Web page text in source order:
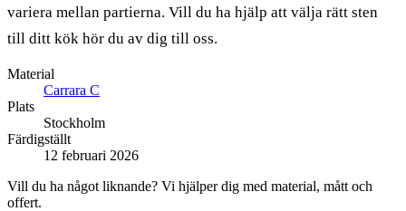
variera mellan partierna. Vill du ha hjälp att välja rätt sten
till ditt kök hör du av dig till oss.
Material
Carrara C
Plats
Stockholm
Färdigställt
12 februari 2026
Vill du ha något liknande? Vi hjälper dig med material, mått och
offert.